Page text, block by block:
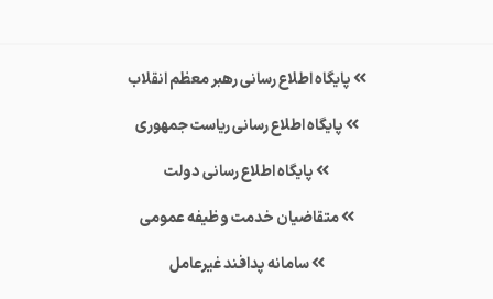
پایگاه اطلاع رسانی رهبر معظم انقلاب
پایگاه اطلاع رسانی ریاست جمهوری
پایگاه اطلاع رسانی دولت
متقاضیان خدمت وظیفه عمومی
سامانه پدافند غیرعامل